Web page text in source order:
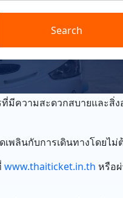
Search
มีความสะดวกสบายและสิ่
พลินกับการเดินทางโดยไม่
www.thaiticket.in.th หรือ